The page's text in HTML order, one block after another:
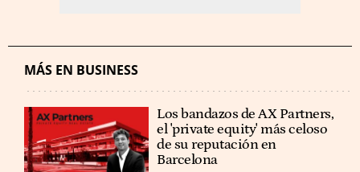
MÁS EN BUSINESS
Los bandazos de AX Partners,
el 'private equity' más celoso
de su reputación en
Barcelona